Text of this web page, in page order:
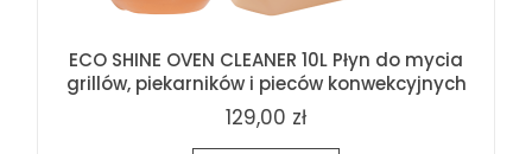
ECO SHINE OVEN CLEANER 10L Płyn do mycia
grillów, piekarników i pieców konwekcyjnych
129,00 zł